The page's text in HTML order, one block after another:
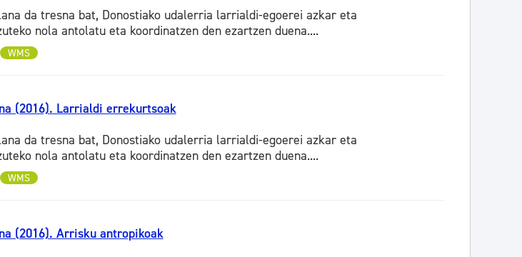
da tresna bat, Donostiako udalerria larrialdi-egoerei azkar eta
nola antolatu eta koordinatzen den ezartzen duena....
WMS
(2016). Larrialdi errekurtsoak
da tresna bat, Donostiako udalerria larrialdi-egoerei azkar eta
nola antolatu eta koordinatzen den ezartzen duena....
WMS
(2016). Arrisku antropikoak